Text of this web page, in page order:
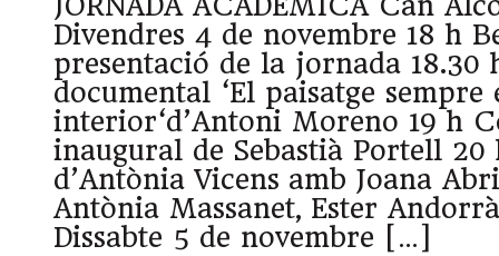
Divendres 4 de novembre 18 h
presentació de la jornada 18.30
documental ‘El paisatge sempre
interior‘d’Antoni Moreno 19 h
inaugural de Sebastià Portell 20
d’Antònia Vicens amb Joana
Antònia Massanet, Ester
Dissabte 5 de novembre […]